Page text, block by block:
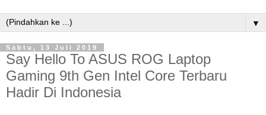
▼
Sabtu, 13 Juli 2019
Say Hello To ASUS ROG Laptop
Gaming 9th Gen Intel Core Terbaru
Hadir Di Indonesia